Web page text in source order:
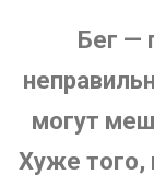
Бег —
могут
Хуже того,